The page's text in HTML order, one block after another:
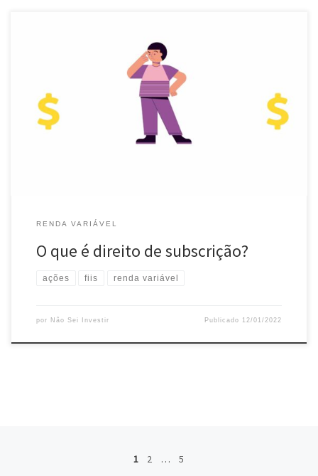
Já ouviu falar sobre direito de subscrição? Este termo é bem
famoso na renda variável e hoje vamos conversar sobre ele.
Direito de subscrição O direito de subscrição existe tanto para
ações quanto para fundos de investimento imobiliário. Ele ocorre
quando há o lançamento de novas ações, por parte de […]
RENDA VARIÁVEL
O que é direito de subscrição?
ações fiis renda variável
por Não Sei Investir Publicado 12/01/2022
Posts navigation
1 2 … 5